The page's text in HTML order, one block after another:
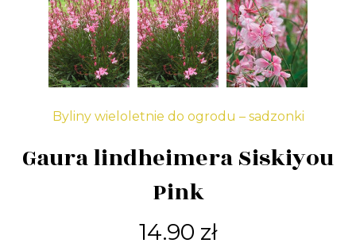
Byliny wieloletnie do ogrodu – sadzonki
Gaura lindheimera Siskiyou
Pink
14.90 zł